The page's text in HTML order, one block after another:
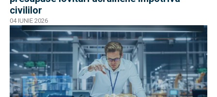
civililor
04 IUNIE 2026